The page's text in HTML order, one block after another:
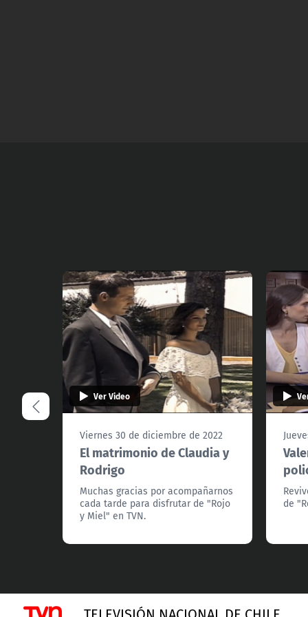
Ver Video
Viernes 30 de diciembre de 2022
El matrimonio de Claudia y
Rodrigo
Muchas gracias por acompañarnos
cada tarde para disfrutar de "Rojo
y Miel" en TVN.
de